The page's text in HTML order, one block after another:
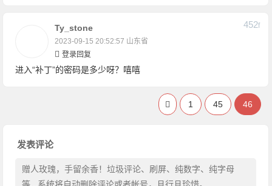
Ty_stone
2023-09-15 20:52:57 山东省
452F
登录回复
进入“补丁”的密码是多少呀？嘻嘻
1 45 46
发表评论